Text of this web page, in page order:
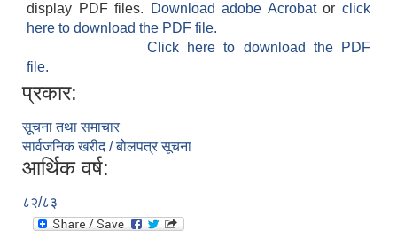
display PDF files.
Download adobe Acrobatorclick
here to download the PDF file.
Click here to download the PDF
file.
प्रकार:
सूचना तथा समाचार
सार्वजनिक खरीद / बोलपत्र सूचना
आर्थिक वर्ष:
८२/८३